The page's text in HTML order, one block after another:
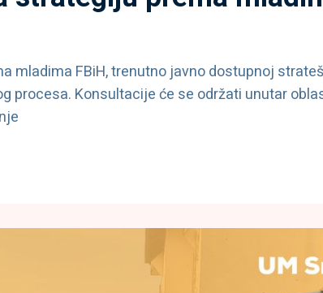
mladima FBiH, trenutno javno dostupnoj
procesa. Konsultacije će se održati unutar